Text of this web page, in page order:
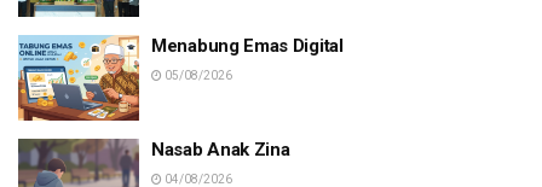
Menabung Emas Digital
05/08/2026
Nasab Anak Zina
04/08/2026